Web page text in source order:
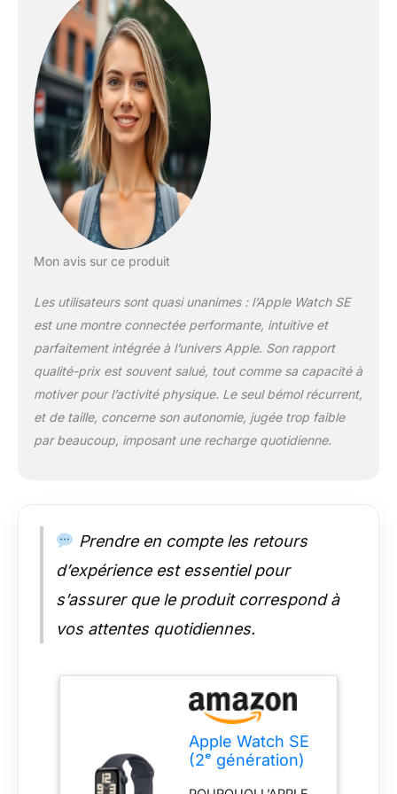
connectée. Avec des
fonctionnalités telles
que Détection des
chutes et des
données
d’entraînement
améliorées, l’Apple
Watch SE offre un
excellent rapport
qualité-prix. GARDEZ
podcasts, utilisez Siri
ou appelez les
secours avec la
fonctionnalité Appel
d’urgence*. L’Apple
Watch SE (GPS)
fonctionne avec
votre iPhone ou un
DE SANTÉ ET DE
SÉCURITÉ –
Recueillez des
votre santé, en
recevant notamment
de fréquence
cardiaque
anormalement élevée
ou faible. Obtenez de
l’aide en cas de
besoin avec
Mon avis sur ce produit
Les utilisateurs sont quasi unanimes : l’Apple Watch SE
est une montre connectée performante, intuitive et
parfaitement intégrée à l’univers Apple. Son rapport
qualité-prix est souvent salué, tout comme sa capacité à
motiver pour l’activité physique. Le seul bémol récurrent,
et de taille, concerne son autonomie, jugée trop faible
par beaucoup, imposant une recharge quotidienne.
Prendre en compte les retours
d’expérience est essentiel pour
s’assurer que le produit correspond à
vos attentes quotidiennes.
Apple Watch SE
(2ᵉ génération)